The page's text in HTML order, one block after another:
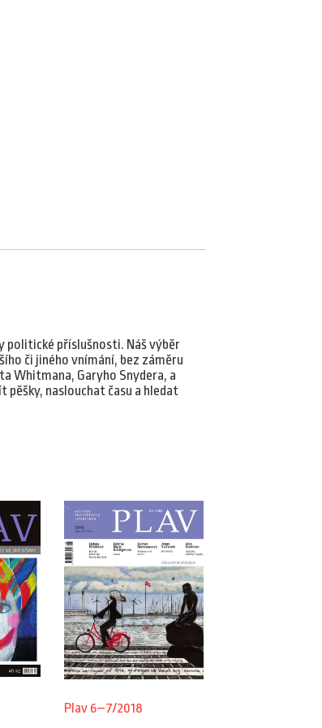
politické příslušnosti. Náš výběr
či jiného vnímání, bez záměru
Whitmana, Garyho Snydera, a
naslouchat času a hledat
Plav 6–7/2018